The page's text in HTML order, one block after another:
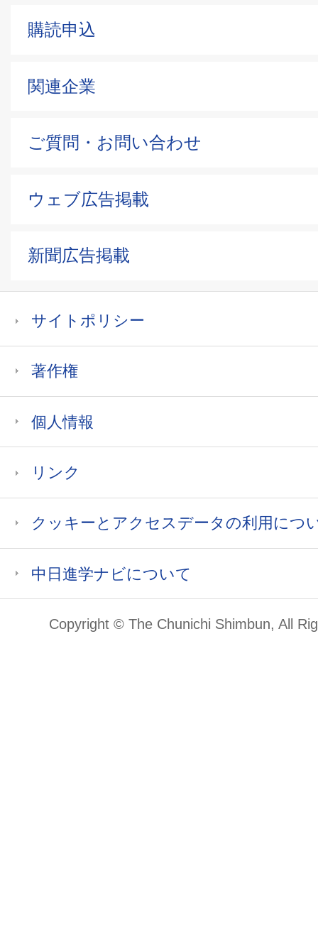
購読申込
関連企業
ご質問・お問い合わせ
ウェブ広告掲載
新聞広告掲載
サイトポリシー
著作権
個人情報
リンク
クッキーとアクセスデータの利用につ
中日進学ナビについて
Copyright © The Chunichi Shimbun, All